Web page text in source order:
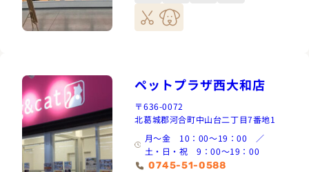
ペットプラザ西大和店
〒636-0072
北葛城郡河合町中山台二丁目7番地1
月～金 10：00～19：00 ／
土・日・祝 9：00～19：00
0745-51-0588